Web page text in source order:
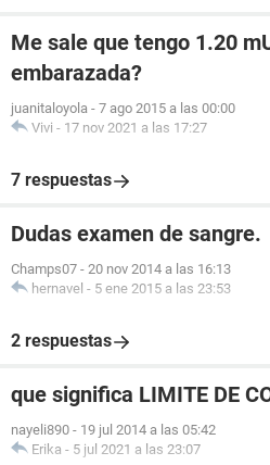
Me sale que tengo 1.20
embarazada?
juanitaloyola - 7 ago 2015 a las 00:00
Vivi - 17 nov 2021 a las 17:27
7 respuestas
Dudas examen de sangre.
Champs07 - 20 nov 2014 a las 16:13
hernavel - 5 ene 2015 a las 23:53
2 respuestas
que significa LIMITE DE
nayeli890 - 19 jul 2014 a las 05:42
Erika - 5 jul 2021 a las 23:07